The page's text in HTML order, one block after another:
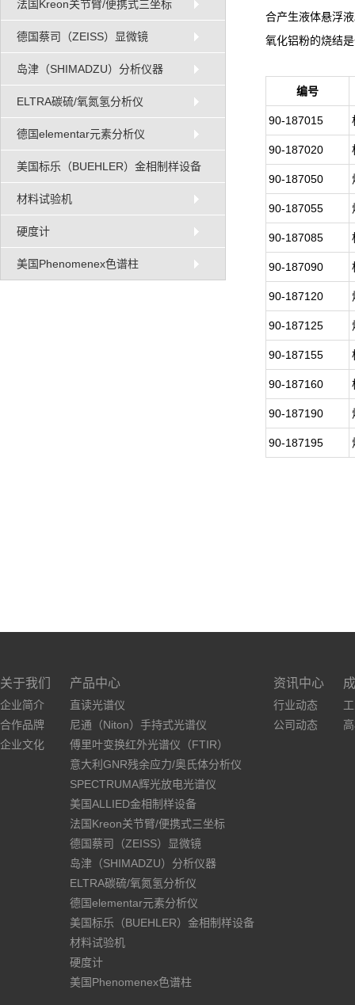
法国Kreon关节臂/便携式三坐标
德国蔡司（ZEISS）显微镜
岛津（SHIMADZU）分析仪器
ELTRA碳硫/氧氮氢分析仪
德国elementar元素分析仪
美国标乐（BUEHLER）金相制样设备
材料试验机
硬度计
美国Phenomenex色谱柱
合产生液体悬浮
氧化铝粉的烧结
编号
90-187015
90-187020
90-187050
90-187055
90-187085
90-187090
90-187120
90-187125
90-187155
90-187160
90-187190
90-187195
关于我们
企业简介
合作品牌
企业文化
产品中心
直读光谱仪
尼通（Niton）手持式光谱仪
傅里叶变换红外光谱仪（FTIR）
意大利GNR残余应力/奥氏体分析仪
SPECTRUMA辉光放电光谱仪
美国ALLIED金相制样设备
法国Kreon关节臂/便携式三坐标
德国蔡司（ZEISS）显微镜
岛津（SHIMADZU）分析仪器
ELTRA碳硫/氧氮氢分析仪
德国elementar元素分析仪
美国标乐（BUEHLER）金相制样设备
材料试验机
硬度计
美国Phenomenex色谱柱
资讯中心
行业动态
公司动态